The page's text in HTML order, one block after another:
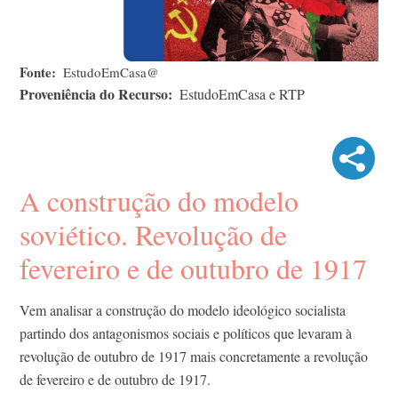
Fonte EstudoEmCasa@
Proveniência do Recurso EstudoEmCasa e RTP
A construção do modelo
soviético. Revolução de
fevereiro e de outubro de 1917
Vem analisar a construção do modelo ideológico socialista
partindo dos antagonismos sociais e políticos que levaram à
revolução de outubro de 1917 mais concretamente a revolução
de fevereiro e de outubro de 1917.